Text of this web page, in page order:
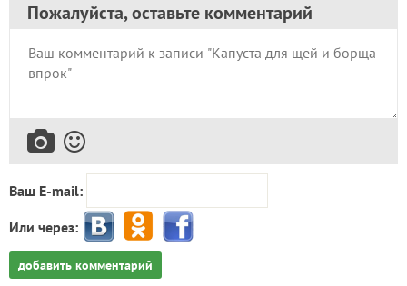
Пожалуйста, оставьте комментарий
Ваш E-mail:
Или через:
добавить комментарий